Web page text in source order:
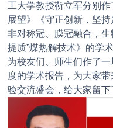
工大学教授靳立军分别
展望》《守正创新，坚
非对称冠、膜冠融合，
提质”煤热解技术》的学
为校友们、师生们作了
度的学术报告，为大家
验交流盛会，给大家留下